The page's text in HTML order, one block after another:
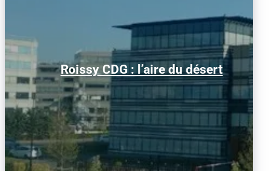
Roissy CDG : l’aire du désert
Alors que le trafic aérien a retrouvé son
niveau d’avant la pandémie, les
conditions d’obtention...